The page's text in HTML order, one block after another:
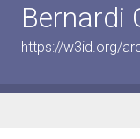
Bernardi
https://w3id.org/